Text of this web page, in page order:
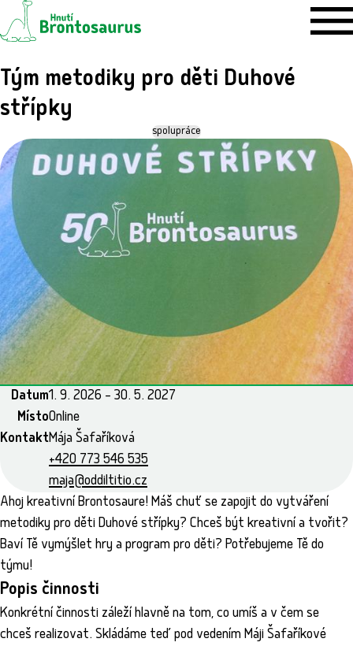
Tým metodiky pro děti Duhové
střípky
spolupráce
Datum1. 9. 2026 – 30. 5. 2027
MístoOnline
KontaktMája Šafaříková
+420 773 546 535
maja@oddiltitio.cz
Ahoj kreativní Brontosaure! Máš chuť se zapojit do vytváření
metodiky pro děti Duhové střípky? Chceš být kreativní a tvořit?
Baví Tě vymýšlet hry a program pro děti? Potřebujeme Tě do
týmu!
Popis činnosti
Konkrétní činnosti záleží hlavně na tom, co umíš a v čem se
chceš realizovat. Skládáme teď pod vedením Máji Šafaříkové